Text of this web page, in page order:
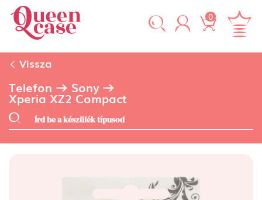
0
Vissza
Telefon Sony
Xperia XZ2 Compact